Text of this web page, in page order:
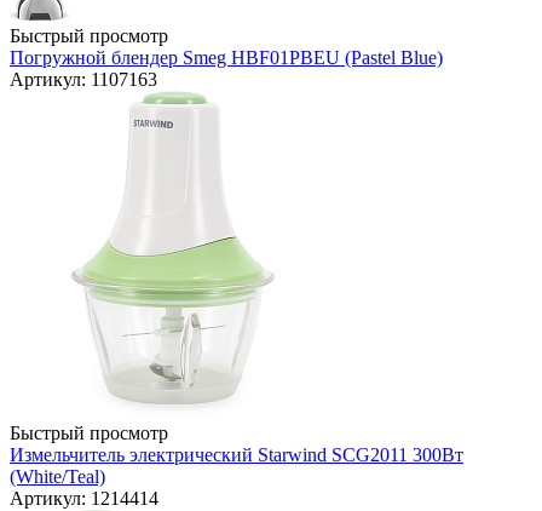
Быстрый просмотр
Погружной блендер Smeg HBF01PBEU (Pastel Blue)
Артикул: 1107163
Быстрый просмотр
Измельчитель электрический Starwind SCG2011 300Вт
(White/Teal)
Артикул: 1214414